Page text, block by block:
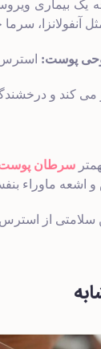
یک بیماری
آنفولانزا،
پوست:
می کند و
سرطان
ماوراء
سلامتی از